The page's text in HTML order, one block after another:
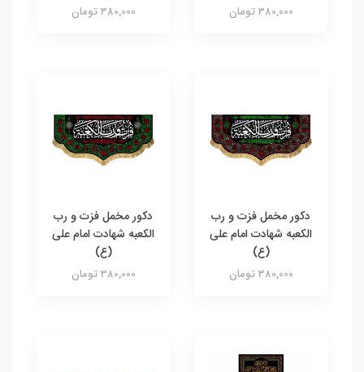
380,000 تومان 380,000 تومان
دکور مخمل فزت و رب
الکعبه شهادت امام علی
(ع)
380,000 تومان
دکور مخمل فزت و رب
الکعبه شهادت امام علی
(ع)
380,000 تومان